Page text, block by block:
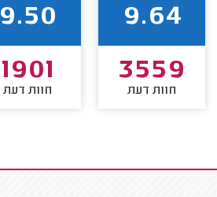
9.64
3559
חוות דעת
9.50
1901
חוות דעת